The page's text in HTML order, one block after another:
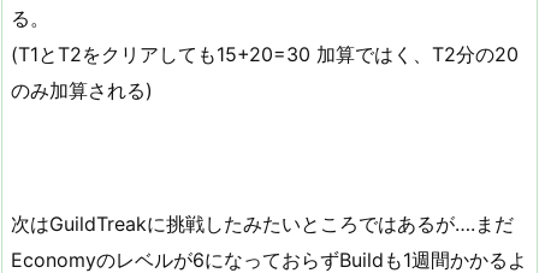
る。
(T1とT2をクリアしても15+20=30 加算ではく、T2分の20
のみ加算される)
次はGuildTreakに挑戦したみたいところではあるが….まだ
Economyのレベルが6になっておらずBuildも1週間かかるよ